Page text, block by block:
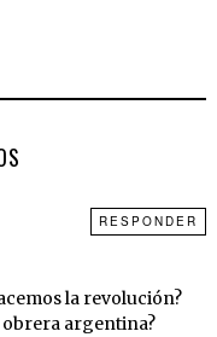
la revolución?
obrera argentina?
RESPONDER